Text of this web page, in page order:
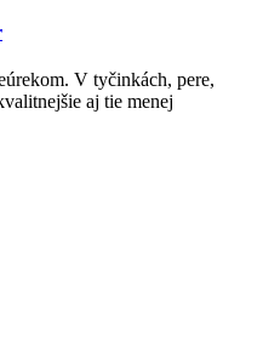
V tyčinkách, pere,
aj tie menej